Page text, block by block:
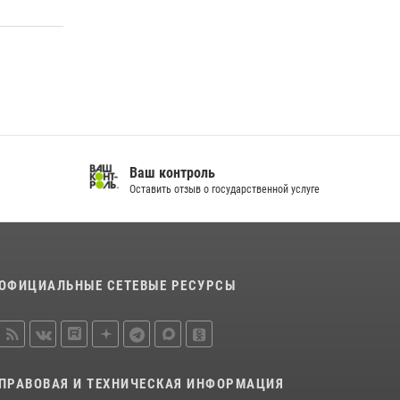
Ваш контроль
Оставить отзыв о государственной услуге
СЕТЕВЫЕ РЕСУРСЫ
ПРАВОВАЯ И ТЕХНИЧЕСКАЯ ИНФОРМАЦИЯ